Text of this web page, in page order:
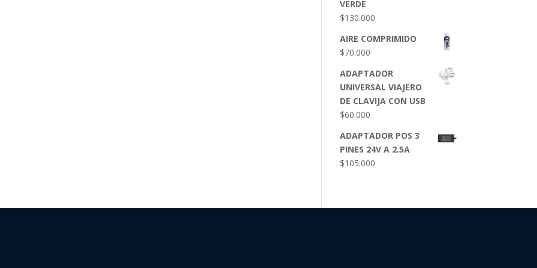
VERDE
$130.000
AIRE COMPRIMIDO
$70.000
ADAPTADOR
UNIVERSAL VIAJERO
DE CLAVIJA CON USB
$60.000
ADAPTADOR POS 3
PINES 24V A 2.5A
$105.000